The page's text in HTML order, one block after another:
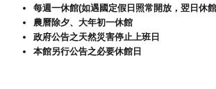
認
識
木
每週一休館(如遇國定假日照常開放，翌日休
農曆除夕、大年初一休館
政府公告之天然災害停止上班日
本館另行公告之必要休館日